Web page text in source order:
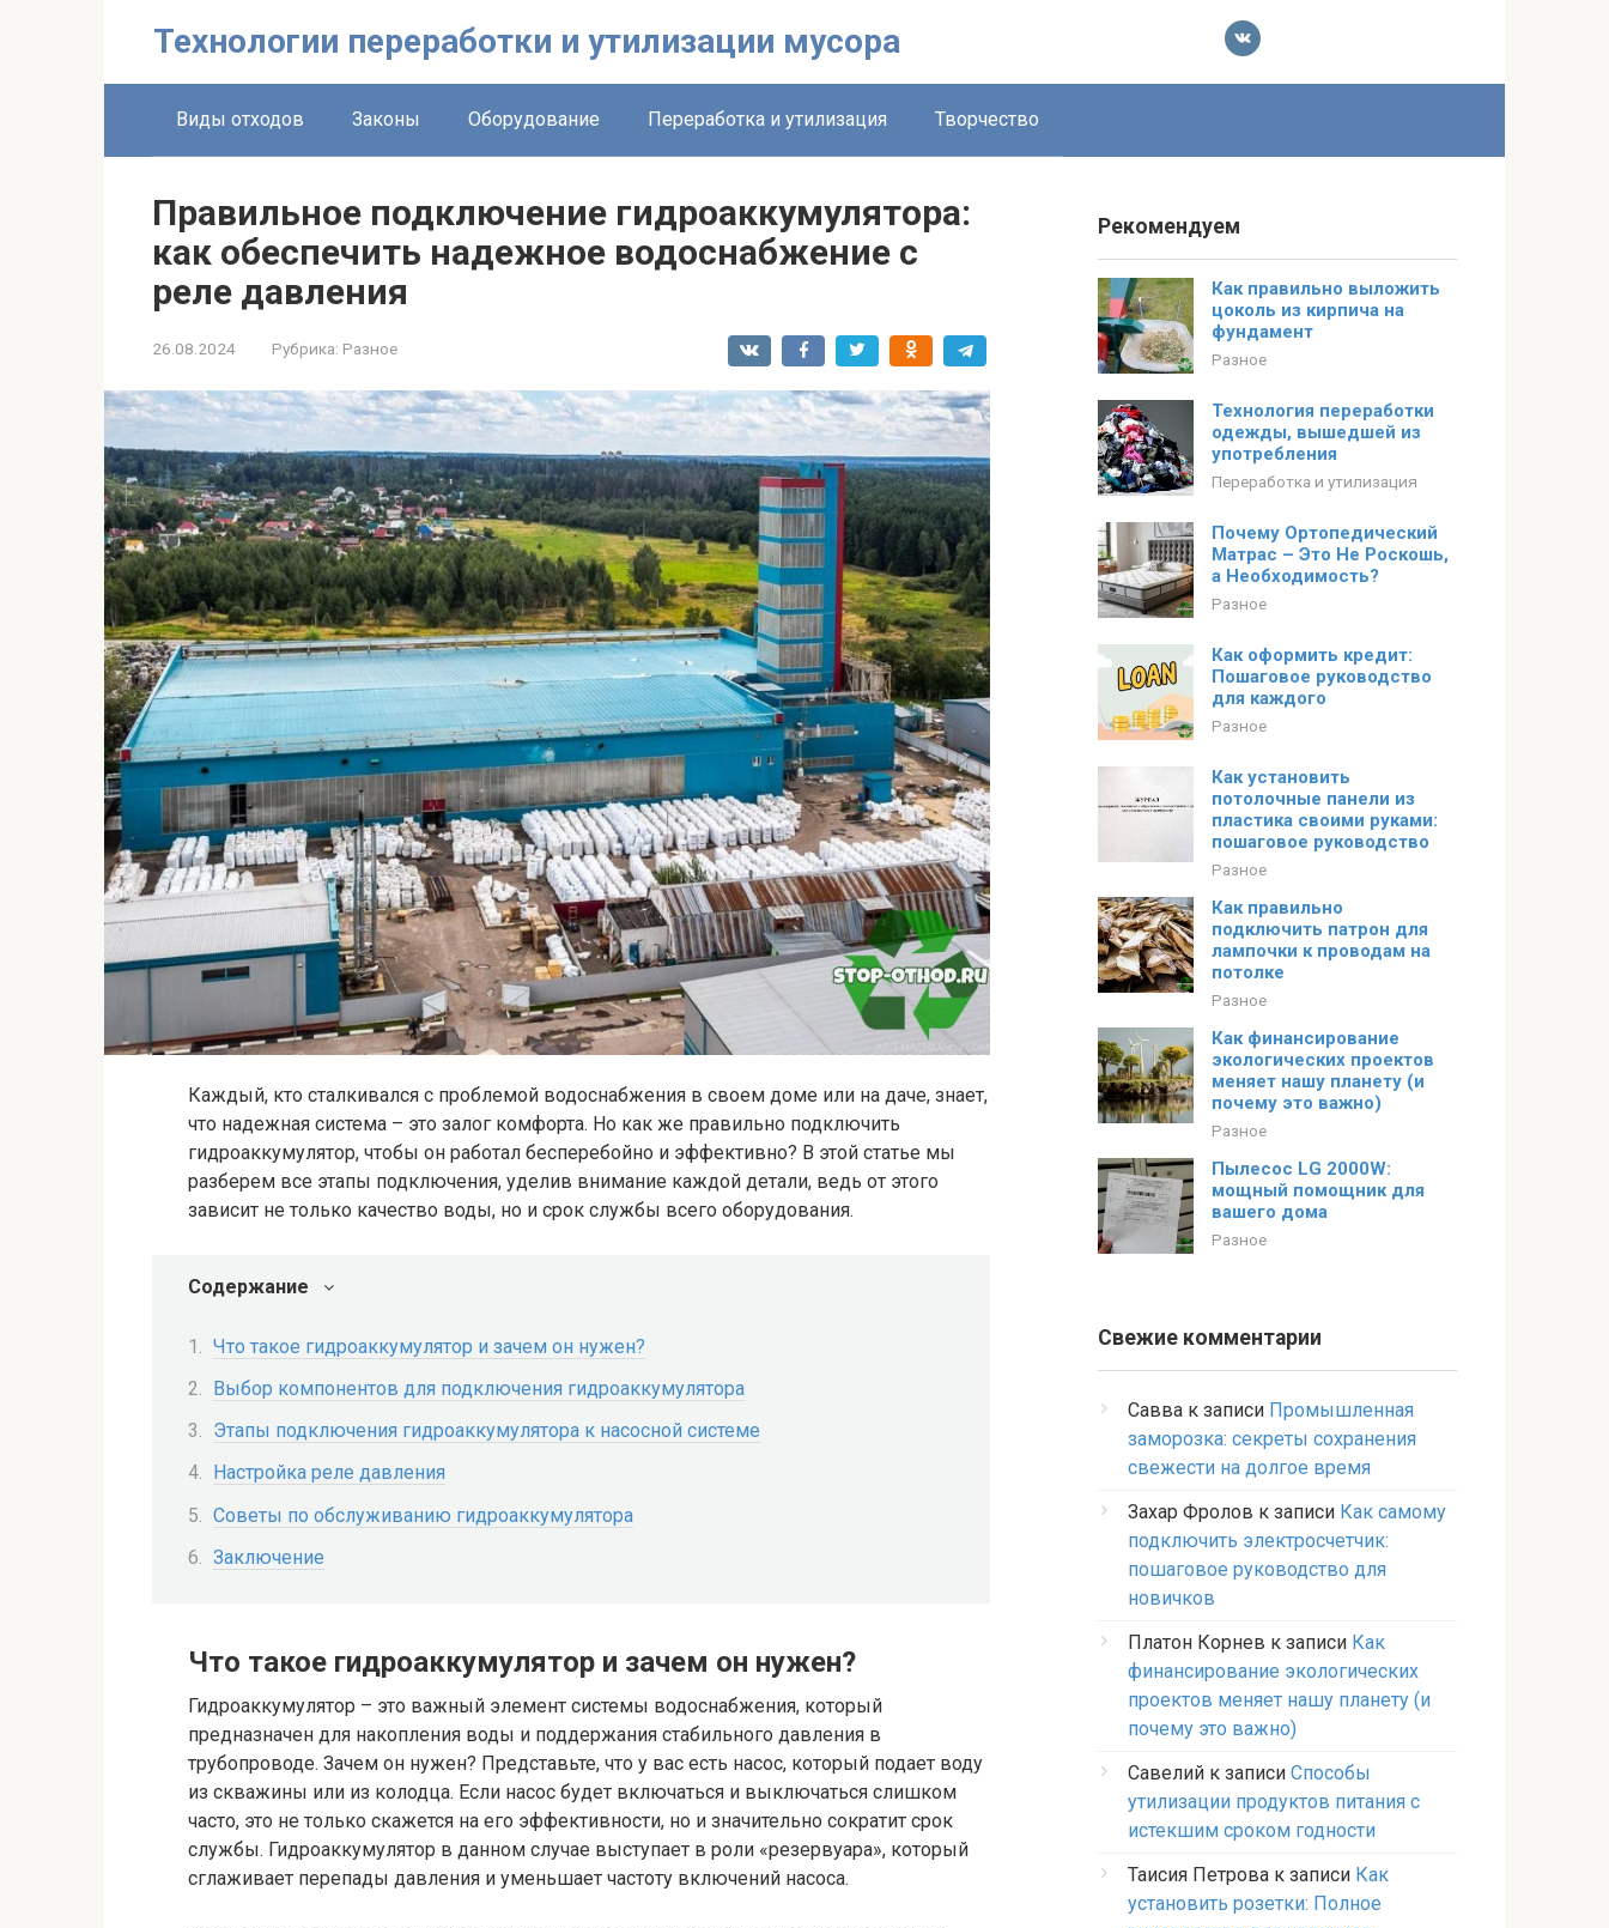
Технологии переработки и утилизации мусора
Виды отходов Законы Оборудование Переработка и утилизация Творчество
Правильное подключение гидроаккумулятора:
как обеспечить надежное водоснабжение с
реле давления
26.08.2024 Рубрика: Разное
Каждый, кто сталкивался с проблемой водоснабжения в своем доме или на даче, знает,
что надежная система – это залог комфорта. Но как же правильно подключить
гидроаккумулятор, чтобы он работал бесперебойно и эффективно? В этой статье мы
разберем все этапы подключения, уделив внимание каждой детали, ведь от этого
зависит не только качество воды, но и срок службы всего оборудования.
Содержание
Что такое гидроаккумулятор и зачем он нужен?
Выбор компонентов для подключения гидроаккумулятора
Этапы подключения гидроаккумулятора к насосной системе
Настройка реле давления
Советы по обслуживанию гидроаккумулятора
Заключение
Что такое гидроаккумулятор и зачем он нужен?
Гидроаккумулятор – это важный элемент системы водоснабжения, который
предназначен для накопления воды и поддержания стабильного давления в
трубопроводе. Зачем он нужен? Представьте, что у вас есть насос, который подает воду
из скважины или из колодца. Если насос будет включаться и выключаться слишком
часто, это не только скажется на его эффективности, но и значительно сократит срок
службы. Гидроаккумулятор в данном случае выступает в роли «резервуара», который
сглаживает перепады давления и уменьшает частоту включений насоса.
Рекомендуем
Как правильно выложить
цоколь из кирпича на
фундамент
Разное
Технология переработки
одежды, вышедшей из
употребления
Переработка и утилизация
Почему Ортопедический
Матрас – Это Не Роскошь,
а Необходимость?
Разное
Как оформить кредит:
Пошаговое руководство
для каждого
Разное
Как установить
потолочные панели из
пластика своими руками:
пошаговое руководство
Разное
Как правильно
подключить патрон для
лампочки к проводам на
потолке
Разное
Как финансирование
экологических проектов
меняет нашу планету (и
почему это важно)
Разное
Пылесос LG 2000W:
мощный помощник для
вашего дома
Разное
Свежие комментарии
Савва к записи Промышленная
заморозка: секреты сохранения
свежести на долгое время
Захар Фролов к записи Как самому
подключить электросчетчик:
пошаговое руководство для
новичков
Платон Корнев к записи Как
финансирование экологических
проектов меняет нашу планету (и
почему это важно)
Савелий к записи Способы
утилизации продуктов питания с
истекшим сроком годности
Таисия Петрова к записи Как
установить розетки: Полное